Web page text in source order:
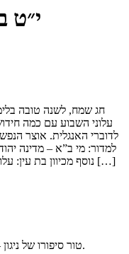
י״ט
חג שמח, לשנה טובה
עלוני השבוע עם כמה
למדור: מי ב”א – מדינה
נוסף מכיוון בת עין: עלון לכתחילה. וחידוש שלישי בגזרת הנוער.עלון […]
טור סיפורו של ניגון – מיוחד! לכבוד י”ט כסלו לשבת פרשת וישב.